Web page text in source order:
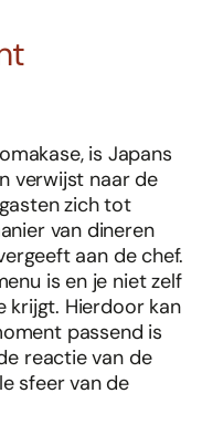
is Japans
verwijst naar de
zich tot
van dineren
aan de chef.
is en je niet zelf
krijgt. Hierdoor kan
passend is
reactie van de
sfeer van de